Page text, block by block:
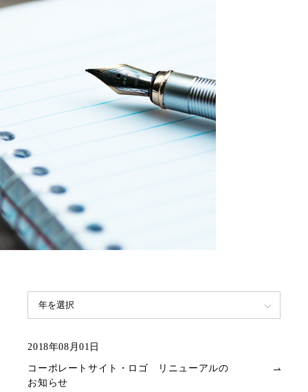
2018年08月01日
コーポレートサイト・ロゴ リニューアルの
お知らせ